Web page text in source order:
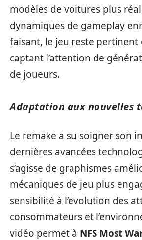
modèles de voitures plus
dynamiques de gameplay
faisant, le jeu reste pertinent
captant l’attention de
de joueurs.
Adaptation aux nouvelles
Le remake a su soigner son
dernières avancées
s’agisse de graphismes
mécaniques de jeu plus
sensibilité à l’évolution des
consommateurs et
vidéo permet à NFS Most